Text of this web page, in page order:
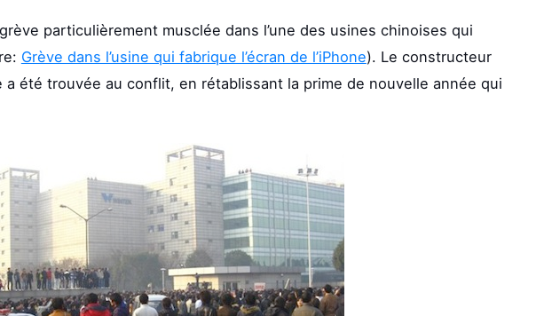
particulièrement musclée dans l’une des usines chinoises qui
Grève dans l’usine qui fabrique l’écran de l’iPhone). Le constructeur
a été trouvée au conflit, en rétablissant la prime de nouvelle année qui